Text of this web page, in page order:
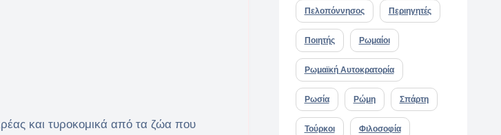
και τυροκομικά από τα ζώα που
Πελοπόννησος Περιηγητές
Ποιητής Ρωμαίοι
Ρωμαϊκή Αυτοκρατορία
Ρωσία Ρώμη Σπάρτη
Τούρκοι Φιλοσοφία